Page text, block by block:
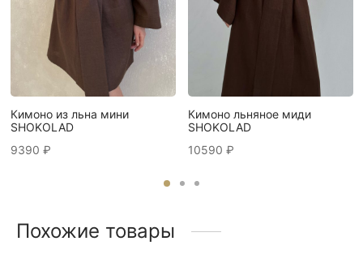
Кимоно из льна мини
SHOKOLAD
9390 ₽
Кимоно льняное миди
SHOKOLAD
10590 ₽
Похожие товары